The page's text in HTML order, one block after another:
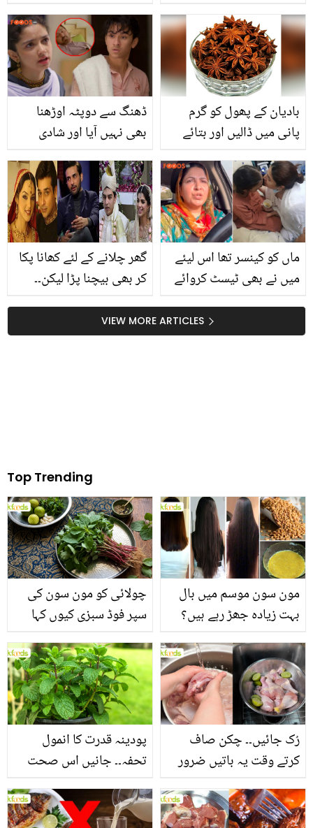
عادت صحت کے لئے کتنی
خطرناک ہو سکتی ہے؟
ایک بوٹی میں موجود
ڈھنگ سے دوپٹہ اوڑھنا
بھی نہیں آیا اور شادی
شادی کیوں کروائی؟ ڈرامہ
مائی ری پر سوشل میڈیا
صارفین بھڑک اُٹھے
بادیان کے پھول کو گرم
پانی میں ڈالیں اور بتائے
کریں ۔۔۔۔۔ ایسا کمال کا
نسخہ جو آپ کے ہزاروں
روپے بچا سکتا ہے ۔۔۔
گھر چلانے کے لئے کھانا پکا
کر بھی بیچنا پڑا لیکن۔۔
کئی سال بعد اپنی آخر کار
اپنی طلاق کی وجہ بتا ہی
ماں کو کینسر تھا اس لیئے
میں نے بھی ٹیسٹ کروائے
میں ایسا کیا آیا کہ وہ ایم
آر آئی کروانے پہنچ گئیں؟
VIEW MORE ARTICLES
Top Trending
چولائی کو مون سون کی
سپر فوڈ سبزی کیوں کہا
منرلز اور اینٹی آکسیڈنٹس
سے بھرپور اس سبزی کے
فائدے
مون سون موسم میں بال
بہت زیادہ جھڑ رہے ہیں؟
بنانے کے چند قدرتی طریقے
پودینہ قدرت کا انمول
تحفہ۔۔ جانیں اس صحت
انگیز طبی فوائد
رُک جائیں۔۔ چکن صاف
کرتے وقت یہ باتیں ضرور